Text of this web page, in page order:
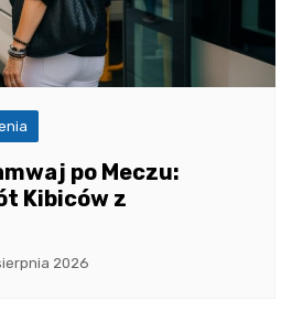
po Meczu:
Kibiców z
2026